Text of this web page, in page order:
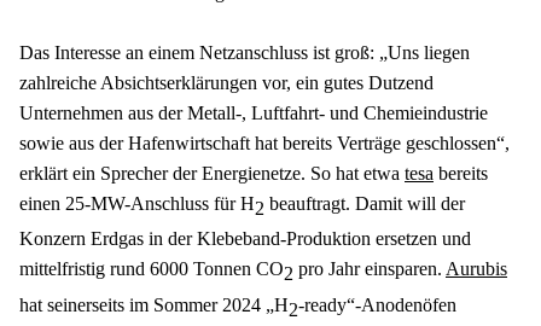
Das Interesse an einem Netzanschluss ist groß: „Uns liegen
zahlreiche Absichtserklärungen vor, ein gutes Dutzend
Unternehmen aus der Metall-, Luftfahrt- und Chemieindustrie
sowie aus der Hafenwirtschaft hat bereits Verträge geschlossen“,
erklärt ein Sprecher der Energienetze. So hat etwa tesa bereits
einen 25-MW-Anschluss für H2 beauftragt. Damit will der
Konzern Erdgas in der Klebeband-Produktion ersetzen und
mittelfristig rund 6000 Tonnen CO2 pro Jahr einsparen. Aurubis
hat seinerseits im Sommer 2024 „H2-ready“-Anodenöfen